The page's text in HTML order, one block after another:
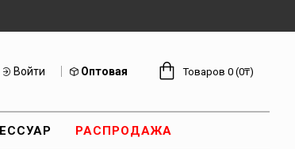
Войти Оптовая Товаров 0 (0₸)
РАСПРОДАЖА